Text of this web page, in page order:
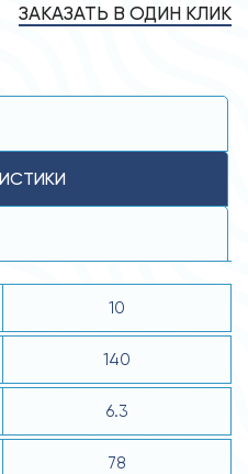
ЗАКАЗАТЬ В ОДИН КЛИК
10
140
6.3
78